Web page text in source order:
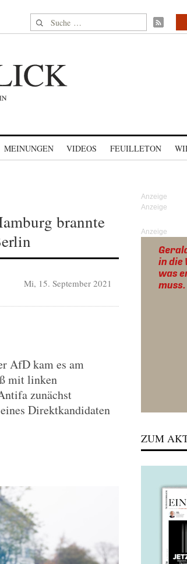
Suche nach:
MEINUNGEN VIDEOS FEUILLETON
brannte
Mi, 15. September 2021
AfD kam es am
mit linken
zunächst
Direktkandidaten
Anzeige
ZUM